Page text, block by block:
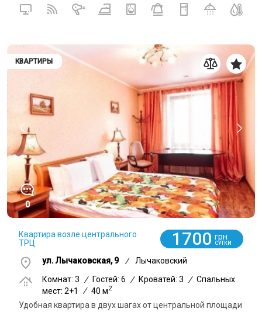
КВАРТИРЫ
0
Квартира возле центрального
ТРЦ
1700 грн
СУТКИ
ул. Лычаковская, 9 /
Лычаковский
Комнат: 3
/ Гостей: 6 / Кроватей: 3 / Спальных
мест: 2+1
/ 40 м2
Удобная квартира в двух шагах от центральной площади